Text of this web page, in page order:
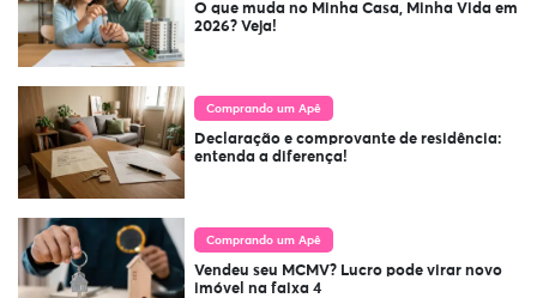
O que muda no Minha Casa, Minha Vida em
2026? Veja!
Comprando um Apê
Declaração e comprovante de residência:
entenda a diferença!
Comprando um Apê
Vendeu seu MCMV? Lucro pode virar novo
imóvel na faixa 4